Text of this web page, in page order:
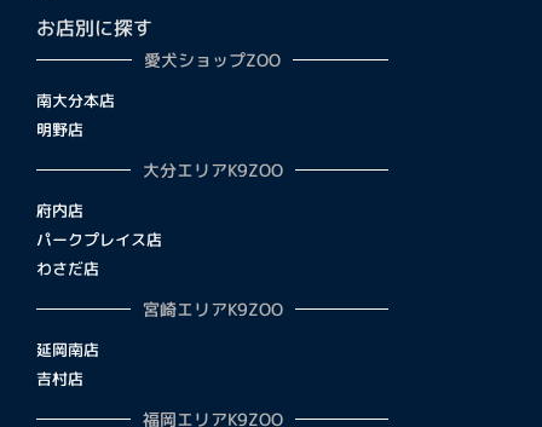
お店別に探す
愛犬ショップZOO
南大分本店
明野店
大分エリアK9ZOO
府内店
パークプレイス店
わさだ店
宮崎エリアK9ZOO
延岡南店
吉村店
福岡エリアK9ZOO